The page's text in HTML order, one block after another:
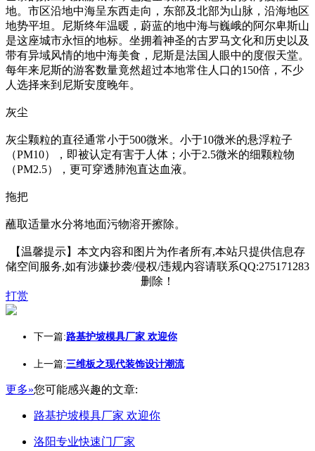
地。市区沿地中海呈东西走向，东部及北部为山脉，沿海地区
地势平坦。尼斯终年温暖，蔚蓝的地中海与巍峨的阿尔卑斯山
是这座城市永恒的地标。坐拥着神圣的古罗马文化和历史以及
带有异域风情的地中海美食，尼斯是法国人眼中的度假天堂。
每年来尼斯的游客数量竟然超过本地常住人口的150倍，不少
人选择来到尼斯安度晚年。
灰尘
灰尘颗粒的直径通常小于500微米。小于10微米的悬浮粒子
（PM10），即被认定有害于人体；小于2.5微米的细颗粒物
（PM2.5），更可穿透肺泡直达血液。
拖把
蘸取适量水分将地面污物溶开擦除。
【温馨提示】本文内容和图片为作者所有,本站只提供信息存
储空间服务,如有涉嫌抄袭/侵权/违规内容请联系QQ:275171283
删除！
打赏
下一篇:路基护坡模具厂家 欢迎你
上一篇:三维板之现代装饰设计潮流
更多»您可能感兴趣的文章:
路基护坡模具厂家 欢迎你
洛阳专业快速门厂家